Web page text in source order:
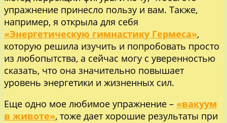
упражнение принесло пользу и вам. Также,
например, я открыла для себя
«Энергетическую гимнастику Гермеса»,
которую решила изучить и попробовать просто
из любопытства, а сейчас могу с уверенностью
сказать, что она значительно повышает
уровень энергетики и жизненных сил.
Еще одно мое любимое упражнение – «вакуум
в животе», тоже дает хорошие результаты при